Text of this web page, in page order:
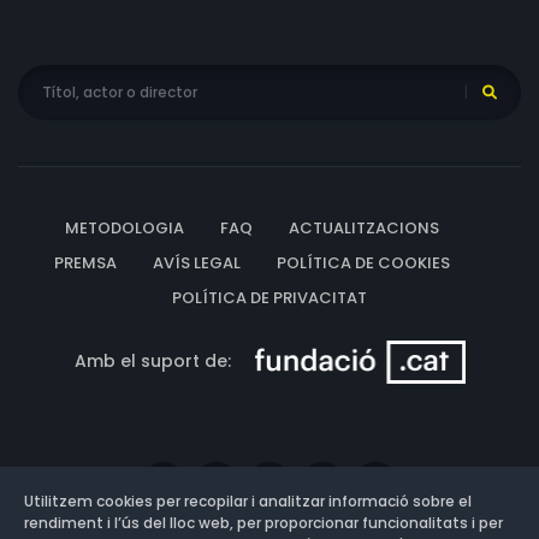
METODOLOGIA FAQ
ACTUALITZACIONS
PREMSA
AVÍS LEGAL
POLÍTICA DE COOKIES
POLÍTICA DE PRIVACITAT
Amb el suport de:
Utilitzem cookies per recopilar i analitzar informació sobre el
rendiment i l’ús del lloc web, per proporcionar funcionalitats i per